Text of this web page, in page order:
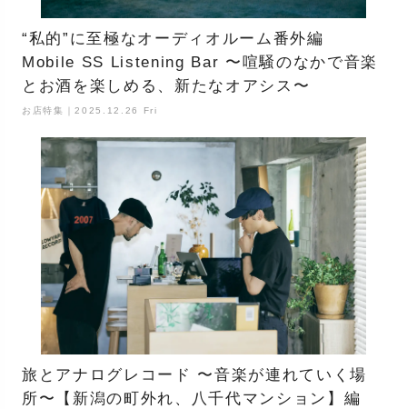
“私的”に至極なオーディオルーム番外編
Mobile SS Listening Bar 〜喧騒のなかで音楽
とお酒を楽しめる、新たなオアシス〜
お店特集｜2025.12.26 Fri
旅とアナログレコード 〜音楽が連れていく場
所〜【新潟の町外れ、八千代マンション】編